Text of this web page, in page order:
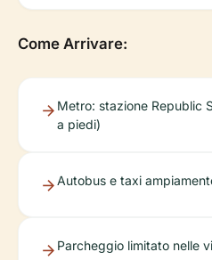
Come Arrivare:
Metro: stazione Republic
a piedi)
Autobus e taxi
Parcheggio limitato nelle